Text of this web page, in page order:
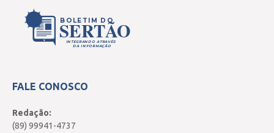
BOLETIM DO
SERTÃO
INTEGRANDO ATRAVÉS
DA INFORMAÇÃO
FALE CONOSCO
Redação:
(89) 99941-4737